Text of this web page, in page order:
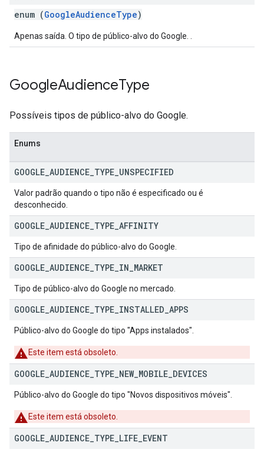
enum (GoogleAudienceType)
Apenas saída. O tipo de público-alvo do Google. .
GoogleAudienceType
Possíveis tipos de público-alvo do Google.
Enums
GOOGLE AUDIENCE TYPE UNSPECIFIED
Valor padrão quando o tipo não é especificado ou é
desconhecido.
GOOGLE AUDIENCE TYPE AFFINITY
Tipo de afinidade do público-alvo do Google.
GOOGLE AUDIENCE TYPE IN MARKET
Tipo de público-alvo do Google no mercado.
GOOGLE AUDIENCE TYPE INSTALLED APPS
Público-alvo do Google do tipo "Apps instalados".
Este item está obsoleto.
GOOGLE AUDIENCE TYPE NEW_ MOBILE DEVICES
Público-alvo do Google do tipo "Novos dispositivos móveis".
Este item está obsoleto.
GOOGLE AUDIENCE TYPE LIFE EVENT